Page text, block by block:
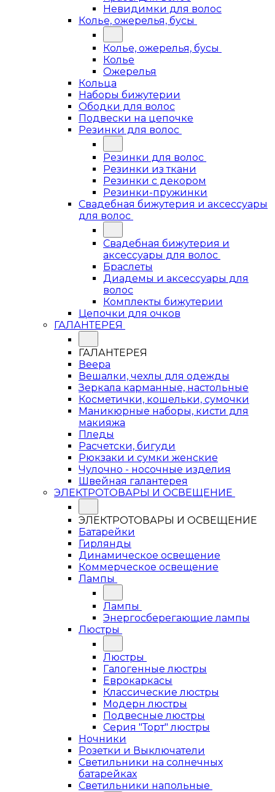
Невидимки для волос
Колье, ожерелья, бусы
Колье, ожерелья, бусы
Колье
Ожерелья
Кольца
Наборы бижутерии
Ободки для волос
Подвески на цепочке
Резинки для волос
Резинки для волос
Резинки из ткани
Резинки с декором
Резинки-пружинки
Свадебная бижутерия и аксессуары
для волос
Свадебная бижутерия и
аксессуары для волос
Браслеты
Диадемы и аксессуары для
волос
Комплекты бижутерии
Цепочки для очков
ГАЛАНТЕРЕЯ
ГАЛАНТЕРЕЯ
Веера
Вешалки, чехлы для одежды
Зеркала карманные, настольные
Косметички, кошельки, сумочки
Маникюрные наборы, кисти для
макияжа
Пледы
Расчетски, бигуди
Рюкзаки и сумки женские
Чулочно - носочные изделия
Швейная галантерея
ЭЛЕКТРОТОВАРЫ И ОСВЕЩЕНИЕ
ЭЛЕКТРОТОВАРЫ И ОСВЕЩЕНИЕ
Батарейки
Гирлянды
Динамическое освещение
Коммерческое освещение
Лампы
Лампы
Энергосберегающие лампы
Люстры
Люстры
Галогенные люстры
Еврокаркасы
Классические люстры
Модерн люстры
Подвесные люстры
Серия "Торт" люстры
Ночники
Розетки и Выключатели
Светильники на солнечных
батарейках
Светильники напольные